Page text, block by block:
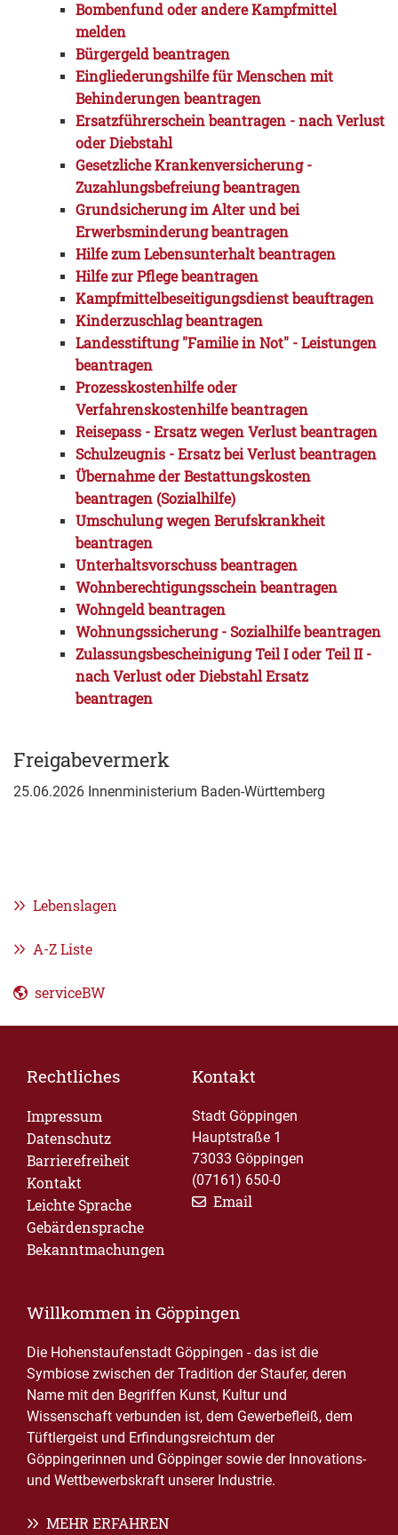
Bombenfund oder andere Kampfmittel
melden
Bürgergeld beantragen
Eingliederungshilfe für Menschen mit
Behinderungen beantragen
Ersatzführerschein beantragen - nach Verlust
oder Diebstahl
Gesetzliche Krankenversicherung -
Zuzahlungsbefreiung beantragen
Grundsicherung im Alter und bei
Erwerbsminderung beantragen
Hilfe zum Lebensunterhalt beantragen
Hilfe zur Pflege beantragen
Kampfmittelbeseitigungsdienst beauftragen
Kinderzuschlag beantragen
Landesstiftung "Familie in Not" - Leistungen
beantragen
Prozesskostenhilfe oder
Verfahrenskostenhilfe beantragen
Reisepass - Ersatz wegen Verlust beantragen
Schulzeugnis - Ersatz bei Verlust beantragen
Übernahme der Bestattungskosten
beantragen (Sozialhilfe)
Umschulung wegen Berufskrankheit
beantragen
Unterhaltsvorschuss beantragen
Wohnberechtigungsschein beantragen
Wohngeld beantragen
Wohnungssicherung - Sozialhilfe beantragen
Zulassungsbescheinigung Teil I oder Teil II -
nach Verlust oder Diebstahl Ersatz
beantragen
Freigabevermerk
25.06.2026 Innenministerium Baden-Württemberg
Lebenslagen
A-Z Liste
serviceBW
Rechtliches
Impressum
Datenschutz
Barrierefreiheit
Kontakt
Leichte Sprache
Gebärdensprache
Bekanntmachungen
Kontakt
Stadt Göppingen
Hauptstraße 1
73033 Göppingen
(07161) 650-0
Email
Willkommen in Göppingen
Die Hohenstaufenstadt Göppingen - das ist die
Symbiose zwischen der Tradition der Staufer, deren
Name mit den Begriffen Kunst, Kultur und
Wissenschaft verbunden ist, dem Gewerbefleiß, dem
Tüftlergeist und Erfindungsreichtum der
Göppingerinnen und Göppinger sowie der Innovations-
und Wettbewerbskraft unserer Industrie.
MEHR ERFAHREN